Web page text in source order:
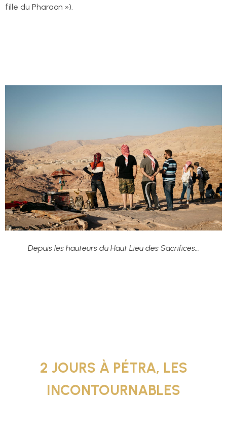
fille du Pharaon »).
Depuis les hauteurs du Haut Lieu des Sacrifices…
2 JOURS À PÉTRA, LES
INCONTOURNABLES